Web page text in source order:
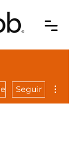
Seguir